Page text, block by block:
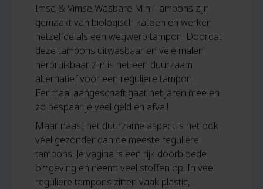
Imse & Vimse Wasbare Mini Tampons zijn
gemaakt van biologisch katoen en werken
hetzelfde als een wegwerp tampon. Doordat
deze tampons uitwasbaar en vele malen
herbruikbaar zijn is het een duurzaam
alternatief voor een reguliere tampon.
Eenmaal aangeschaft gaat het jaren mee en
zo bespaar je veel geld en afval!
Maar naast het duurzame aspect is het ook
veel gezonder dan de meeste reguliere
tampons. Je vagina is een rijk doorbloede
omgeving en neemt veel stoffen op. In veel
reguliere tampons zitten vaak plastic,